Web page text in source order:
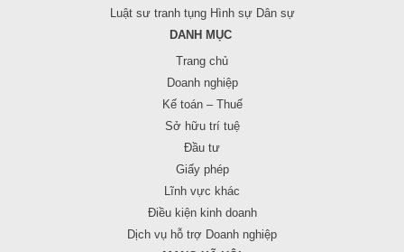
Luật sư tranh tụng Hình sự Dân sự
DANH MỤC
Trang chủ
Doanh nghiệp
Kế toán – Thuế
Sở hữu trí tuệ
Đầu tư
Giấy phép
Lĩnh vực khác
Điều kiện kinh doanh
Dịch vụ hỗ trợ Doanh nghiệp